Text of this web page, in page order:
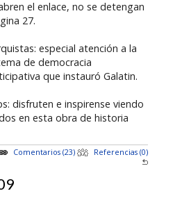
el enlace, no se detengan
27.
especial atención a la
de democracia
que instauró Galatin.
disfruten e inspirense viendo
en esta obra de historia
Comentarios (23) Referencias (0)